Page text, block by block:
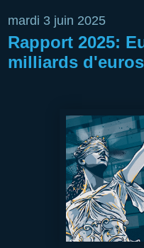
mardi 3 juin 2025
Rapport 2025:
milliards